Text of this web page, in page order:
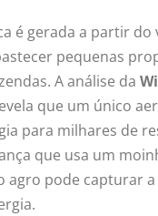
é gerada a partir
pequenas
A análise da
que um único
para milhares de
que usa um
agro pode capturar